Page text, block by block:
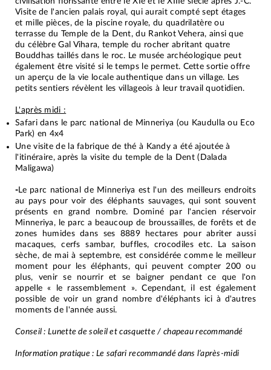
Visite de l'ancien palais royal, qui aurait compté sept étages
et mille pièces, de la piscine royale, du quadrilatère ou
terrasse du Temple de la Dent, du Rankot Vehera, ainsi que
du célèbre Gal Vihara, temple du rocher abritant quatre
Bouddhas taillés dans le roc. Le musée archéologique peut
également être visité si le temps le permet. Cette sortie offre
un aperçu de la vie locale authentique dans un village. Les
petits sentiers révèlent les villageois à leur travail quotidien.
L'après midi :
Safari dans le parc national de Minneriya (ou Kaudulla ou Eco
Park) en 4x4
Une visite de la fabrique de thé à Kandy a été ajoutée à
l'itinéraire, après la visite du temple de la Dent (Dalada
Maligawa)
- Le parc national de Minneriya est l'un des meilleurs endroits
au pays pour voir des éléphants sauvages, qui sont souvent
présents en grand nombre. Dominé par l'ancien réservoir
Minneriya, le parc a beaucoup de broussailles, de forêts et de
zones humides dans ses 8889 hectares pour abriter aussi
macaques, cerfs sambar, buffles, crocodiles etc. La saison
sèche, de mai à septembre, est considérée comme le meilleur
moment pour les éléphants, qui peuvent compter 200 ou
plus, venir se nourrir et se baigner pendant ce que l'on
appelle « le rassemblement ». Cependant, il est également
possible de voir un grand nombre d'éléphants ici à d'autres
moments de l'année aussi.
Conseil : Lunette de soleil et casquette / chapeau recommandé
Information pratique : Le safari recommandé dans l’après-midi